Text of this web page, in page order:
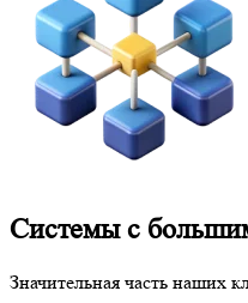
Системы с
Значительная часть наших